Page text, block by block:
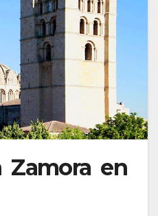
Zamora en